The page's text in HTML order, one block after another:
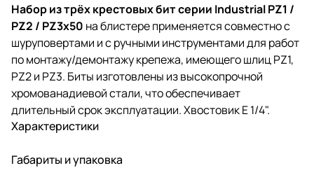
Набор из трёх крестовых бит серии Industrial PZ1 /
РZ2 / РZ3х50 на блистере применяется совместно с
шуруповертами и с ручными инструментами для работ
по монтажу/демонтажу крепежа, имеющего шлиц PZ1,
PZ2 и PZ3. Биты изготовлены из высокопрочной
хромованадиевой стали, что обеспечивает
длительный срок эксплуатации. Хвостовик E 1/4".
Характеристики
Габариты и упаковка